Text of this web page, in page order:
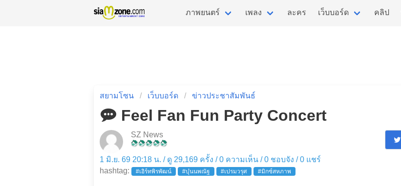
ภาพยนตร์ เพลง ละคร เว็บบอร์ด คลิป
สยามโซน เว็บบอร์ด ข่าวประชาสัมพันธ์
Feel Fan Fun Party Concert
SZ News
1 มิ.ย. 69 20:18 น. / ดู 29,169 ครั้ง / 0 ความเห็น /0 ชอบจัง /0 แชร์
hashtag:
#เอิร์ทพิรพัฒน์ #บุ๋นนพณัฐ #เปรมวรุศ #มิกซ์สหภาพ